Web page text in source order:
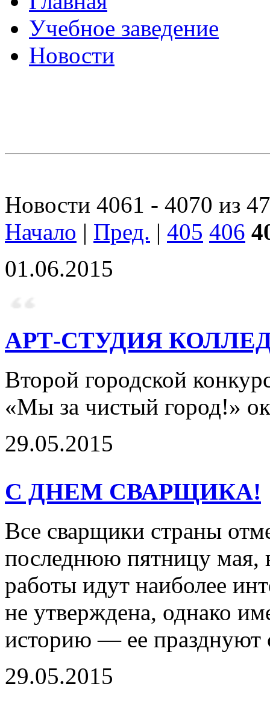
Учебное заведение
Новости
Новости 4061 - 4070 из
Начало | Пред. | 405 406
01.06.2015
АРТ-СТУДИЯ
Второй городской
«Мы за чистый город!»
29.05.2015
С ДНЕМ СВАРЩИКА!
Все сварщики страны
последнюю пятницу мая,
работы идут наиболее
не утверждена, однако
историю — ее празднуют
29.05.2015